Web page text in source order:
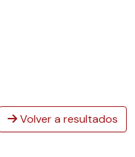
Volver a resultados